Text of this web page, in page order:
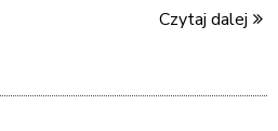
Czytaj dalej